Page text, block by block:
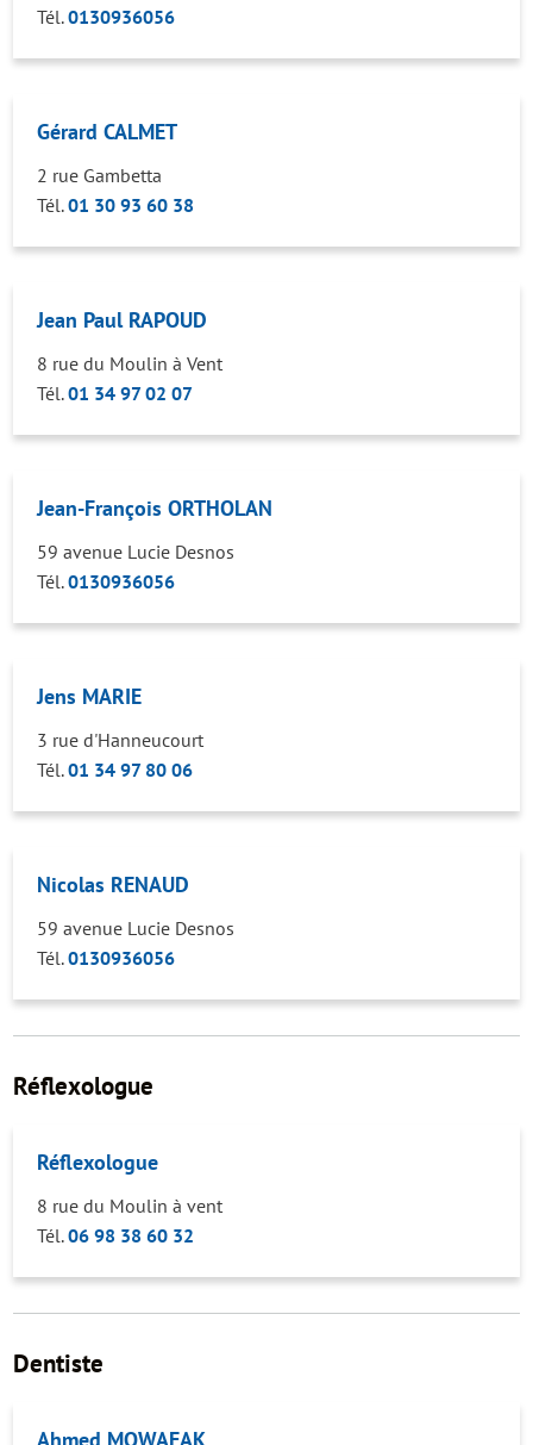
Tél.0130936056
Gérard CALMET
2 rue Gambetta
Tél.01 30 93 60 38
Jean Paul RAPOUD
8 rue du Moulin à Vent
Tél.01 34 97 02 07
Jean-François ORTHOLAN
59 avenue Lucie Desnos
Tél.0130936056
Jens MARIE
3 rue d'Hanneucourt
Tél.01 34 97 80 06
Nicolas RENAUD
59 avenue Lucie Desnos
Tél.0130936056
Réflexologue
Réflexologue
8 rue du Moulin à vent
Tél.06 98 38 60 32
Dentiste